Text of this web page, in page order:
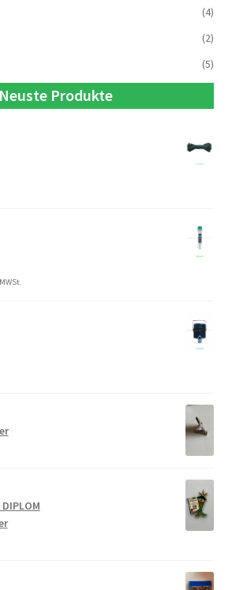
(4)
(2)
(5)
Neuste Produkte
DIPLOM